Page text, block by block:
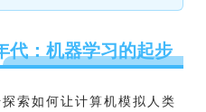
：机器学习的起步
索如何让计算机模拟人类